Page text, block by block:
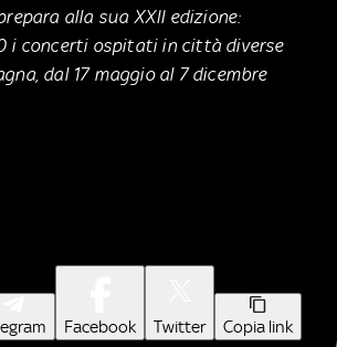
alla sua XXII edizione:
i concerti ospitati in città diverse
dal 17 maggio al 7 dicembre
Facebook Twitter Copia link